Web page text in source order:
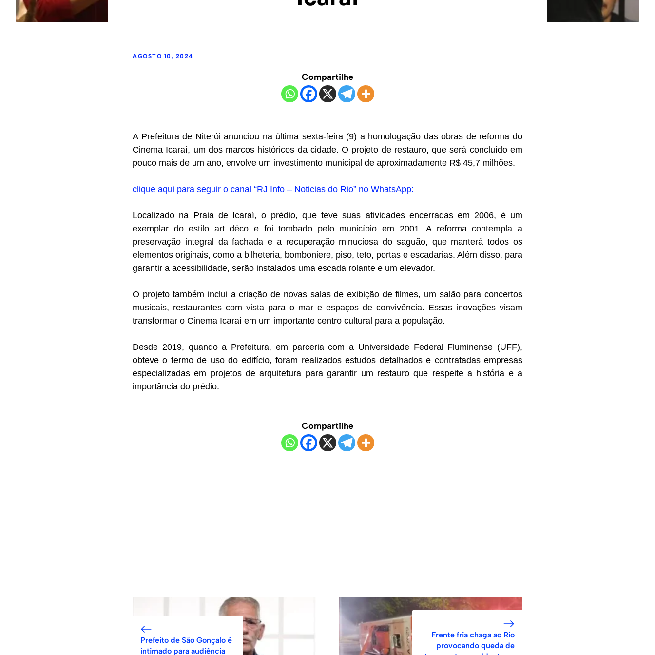
AGOSTO 10, 2024
Compartilhe
A Prefeitura de Niterói anunciou na última sexta-feira (9) a homologação das obras de reforma do
Cinema Icaraí, um dos marcos históricos da cidade. O projeto de restauro, que será concluído em
pouco mais de um ano, envolve um investimento municipal de aproximadamente R$ 45,7 milhões.
clique aqui para seguir o canal “RJ Info – Noticias do Rio” no WhatsApp:
Localizado na Praia de Icaraí, o prédio, que teve suas atividades encerradas em 2006, é um
exemplar do estilo art déco e foi tombado pelo município em 2001. A reforma contempla a
preservação integral da fachada e a recuperação minuciosa do saguão, que manterá todos os
elementos originais, como a bilheteria, bomboniere, piso, teto, portas e escadarias. Além disso, para
garantir a acessibilidade, serão instalados uma escada rolante e um elevador.
O projeto também inclui a criação de novas salas de exibição de filmes, um salão para concertos
musicais, restaurantes com vista para o mar e espaços de convivência. Essas inovações visam
transformar o Cinema Icaraí em um importante centro cultural para a população.
Desde 2019, quando a Prefeitura, em parceria com a Universidade Federal Fluminense (UFF),
obteve o termo de uso do edifício, foram realizados estudos detalhados e contratadas empresas
especializadas em projetos de arquitetura para garantir um restauro que respeite a história e a
importância do prédio.
Compartilhe
Prefeito de São Gonçalo é
intimado para audiência
Frente fria chaga ao Rio
provocando queda de